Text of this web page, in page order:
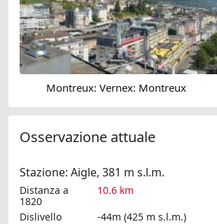
Montreux: Vernex: Montreux
Osservazione attuale
Stazione: Aigle, 381 m s.l.m.
Distanza a
1820
10.6 km
Dislivello
-44m (425 m s.l.m.)